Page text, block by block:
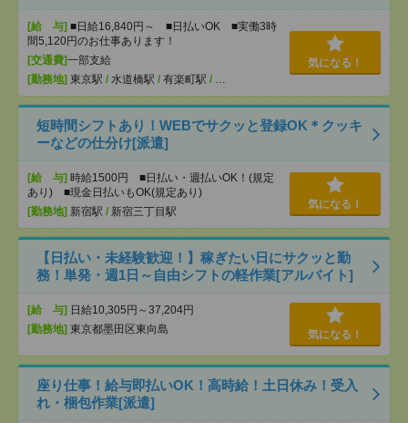
[給 与] ■日給16,840円～ ■日払いOK ■実働3時
間5,120円のお仕事あります！
[交通費]一部支給
[勤務地] 東京駅 / 水道橋駅 / 有楽町駅 / …
気になる！
短時間シフトあり！WEBでサクッと登録OK＊クッキ
ーなどの仕分け[派遣]
[給 与] 時給1500円 ■日払い・週払いOK！(規定
あり) ■現金日払いもOK(規定あり)
[勤務地] 新宿駅 / 新宿三丁目駅
気になる！
【日払い・未経験歓迎！】稼ぎたい日にサクッと勤
務！単発・週1日～自由シフトの軽作業[アルバイト]
[給 与] 日給10,305円～37,204円
[勤務地] 東京都墨田区東向島 気になる！
座り仕事！給与即払いOK！高時給！土日休み！受入
れ・梱包作業[派遣]